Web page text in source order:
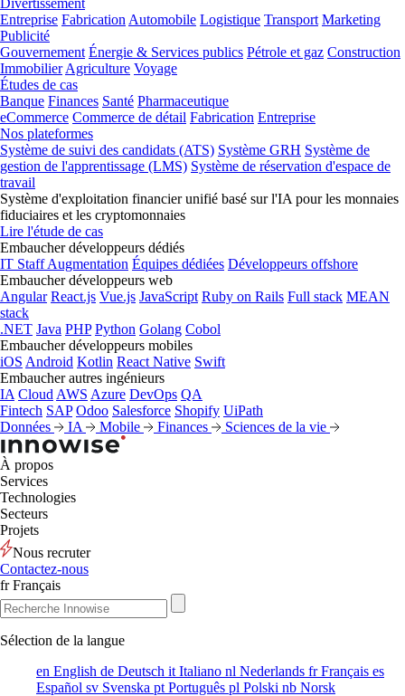
Divertissement
Entreprise Fabrication Automobile Logistique Transport Marketing
Publicité
Gouvernement Énergie & Services publics Pétrole et gaz Construction
Immobilier Agriculture Voyage
Études de cas
Banque Finances Santé Pharmaceutique
eCommerce Commerce de détail Fabrication Entreprise
Nos plateformes
Système de suivi des candidats (ATS) Système GRH Système de
gestion de l'apprentissage (LMS) Système de réservation d'espace de
travail
Système d'exploitation financier unifié basé sur l'IA pour les monnaies
fiduciaires et les cryptomonnaies
Lire l'étude de cas
Embaucher développeurs dédiés
IT Staff Augmentation Équipes dédiées Développeurs offshore
Embaucher développeurs web
Angular React.js Vue.js JavaScript Ruby on Rails Full stack MEAN
stack
.NET Java PHP Python Golang Cobol
Embaucher développeurs mobiles
iOS Android Kotlin React Native Swift
Embaucher autres ingénieurs
IA Cloud AWS Azure DevOps QA
Fintech SAP Odoo Salesforce Shopify UiPath
Données
IA Mobile Finances Sciences de la vie
À propos
Services
Technologies
Secteurs
Projets
Nous recruter
Contactez-nous
fr Français
Sélection de la langue
en English de Deutsch it Italiano nl Nederlands frFrançais es
Español sv Svenska pt Português pl Polski nb Norsk